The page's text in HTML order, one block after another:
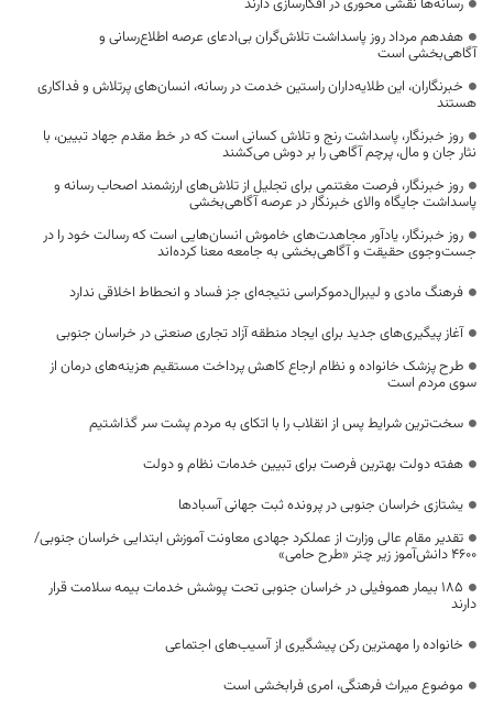
رسانه‌ها نقشی محوری در افکارسازی دارند
هفدهم مرداد روز پاسداشت تلاش‌گران بی‌ادعای عرصه اطلاع‌رسانی و
آگاهی‌بخشی است
خبرنگاران، این طلایه‌داران راستین خدمت در رسانه، انسان‌های پرتلاش و فداکاری
هستند
روز خبرنگار، پاسداشت رنج و تلاش کسانی است که در خط مقدم جهاد تبیین، با
نثار جان و مال، پرچم آگاهی را بر دوش می‌کشند
روز خبرنگار، فرصت مغتنمی برای تجلیل از تلاش‌های ارزشمند اصحاب رسانه و
پاسداشت جایگاه والای خبرنگار در عرصه آگاهی‌بخشی
روز خبرنگار، یادآور مجاهدت‌های خاموش انسان‌هایی است که رسالت خود را در
جست‌وجوی حقیقت و آگاهی‌بخشی به جامعه معنا کرده‌اند
فرهنگ مادی و لیبرال‌دموکراسی نتیجه‌ای جز فساد و انحطاط اخلاقی ندارد
آغاز پیگیری‌های جدید برای ایجاد منطقه آزاد تجاری صنعتی در خراسان جنوبی
طرح پزشک خانواده و نظام ارجاع کاهش پرداخت مستقیم هزینه‌های درمان از
سوی مردم است
سخت‌ترین شرایط پس از انقلاب را با اتکای به مردم پشت سر گذاشتیم
هفته دولت بهترین فرصت برای تبیین خدمات نظام و دولت
یشتازی خراسان جنوبی در پرونده ثبت جهانی آسبادها
تقدیر مقام عالی وزارت از عملکرد جهادی معاونت آموزش ابتدایی خراسان جنوبی/
۴۶۰۰ دانش‌آموز زیر چتر «طرح حامی»
۱۸۵ بیمار هموفیلی در خراسان جنوبی تحت پوشش خدمات بیمه سلامت قرار
دارند
خانواده را مهمترین رکن پیشگیری از آسیب‌های اجتماعی
موضوع میراث فرهنگی، امری فرابخشی است